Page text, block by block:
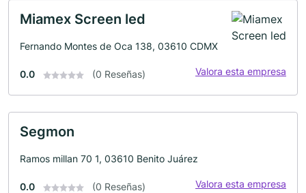
Miamex Screen led
Fernando Montes de Oca 138, 03610 CDMX
0.0 (0 Reseñas) Valora esta empresa
Segmon
Ramos millan 70 1, 03610 Benito Juárez
0.0 (0 Reseñas) Valora esta empresa